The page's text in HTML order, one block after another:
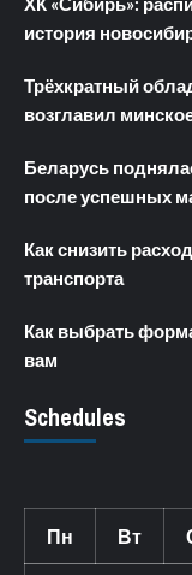
история
Трёхкратный
возглавил
Беларусь
после успешных
Как снизить
транспорта
Как выбрать
вам
Schedules
Пн Вт